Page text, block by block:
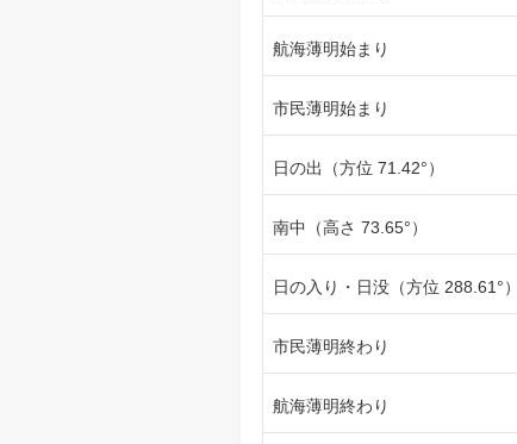
航海薄明始まり
市民薄明始まり
日の出（方位 71.42°）
南中（高さ 73.65°）
日の入り・日没（方位 288.61°）
市民薄明終わり
航海薄明終わり